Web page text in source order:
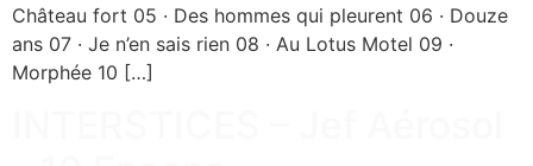
Château fort 05 · Des hommes qui pleurent 06 · Douze
ans 07 · Je n’en sais rien 08 · Au Lotus Motel 09 ·
Morphée 10 […]